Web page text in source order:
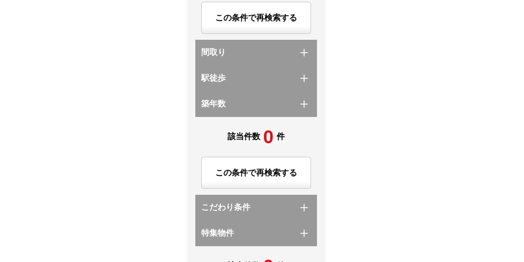
この条件で再検索する
間取り
駅徒歩
築年数
該当件数 0 件
この条件で再検索する
こだわり条件
特集物件